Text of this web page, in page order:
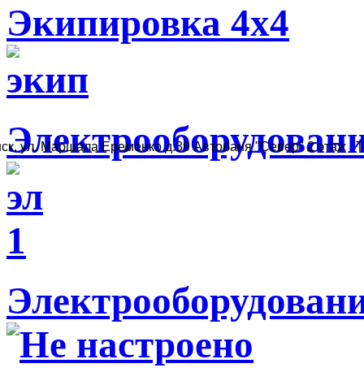
ул. Маршала Еременко д.39 Автобаня "Север" 2 этаж
Экипировка 4х4